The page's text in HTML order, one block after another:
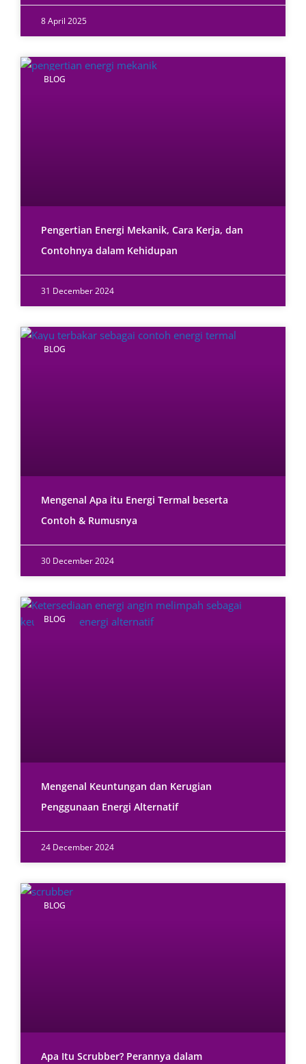
8 April 2025
BLOG
Pengertian Energi Mekanik, Cara Kerja, dan
Contohnya dalam Kehidupan
31 December 2024
BLOG
Mengenal Apa itu Energi Termal beserta
Contoh & Rumusnya
30 December 2024
BLOG
Mengenal Keuntungan dan Kerugian
Penggunaan Energi Alternatif
24 December 2024
BLOG
Apa Itu Scrubber? Perannya dalam